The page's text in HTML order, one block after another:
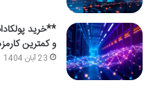
و کمترین
23 آبان 1404